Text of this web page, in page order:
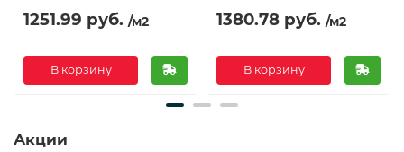
1251.99 руб. /м2
В корзину
1380.78 руб. /м2
В корзину
Акции